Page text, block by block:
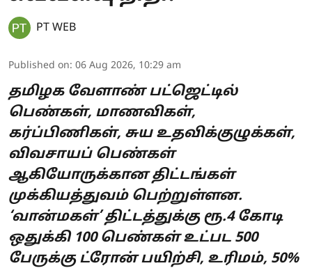
PT WEB
Published on: 06 Aug 2026, 10:29 am
தமிழக வேளாண் பட்ஜெட்டில்
பெண்கள், மாணவிகள்,
கர்ப்பிணிகள், சுய உதவிக்குழுக்கள்,
விவசாயப் பெண்கள்
ஆகியோருக்கான திட்டங்கள்
முக்கியத்துவம் பெற்றுள்ளன.
‘வான்மகள்’ திட்டத்துக்கு ரூ.4 கோடி
ஒதுக்கி 100 பெண்கள் உட்பட 500
பேருக்கு ட்ரோன் பயிற்சி, உரிமம், 50%